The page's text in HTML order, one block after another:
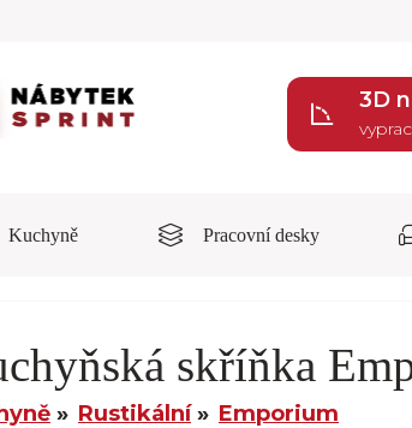
3D
Kuchyně Pracovní desky
skříňka
Rustikální Emporium